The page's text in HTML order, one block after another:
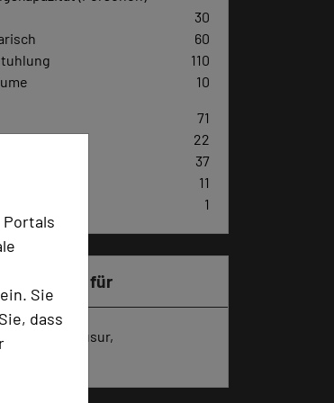
Sie
dass
30
60
110
10
71
22
37
11
1
geeignet für
Klausur,